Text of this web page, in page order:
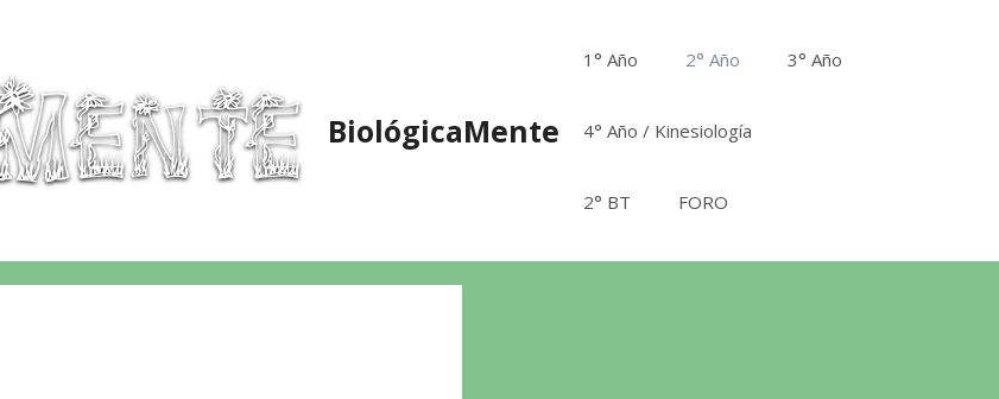
BiológicaMente
1° Año 2° Año 3° Año
4° Año / Kinesiología
2° BT FORO